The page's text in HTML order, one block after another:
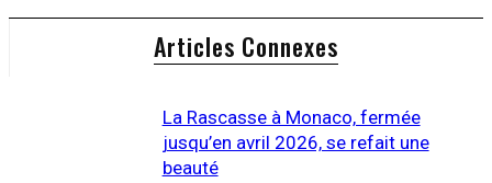
Articles Connexes
La Rascasse à Monaco, fermée
jusqu’en avril 2026, se refait une
beauté